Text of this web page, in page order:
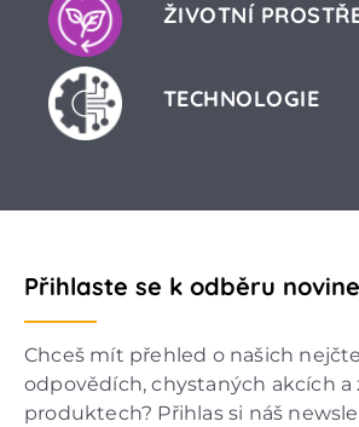
ŽIVOTNÍ
TECHNOLOGIE
Přihlaste se k odběru
Chceš mít přehled o našich
odpovědích, chystaných akcích a
produktech? Přihlas si náš